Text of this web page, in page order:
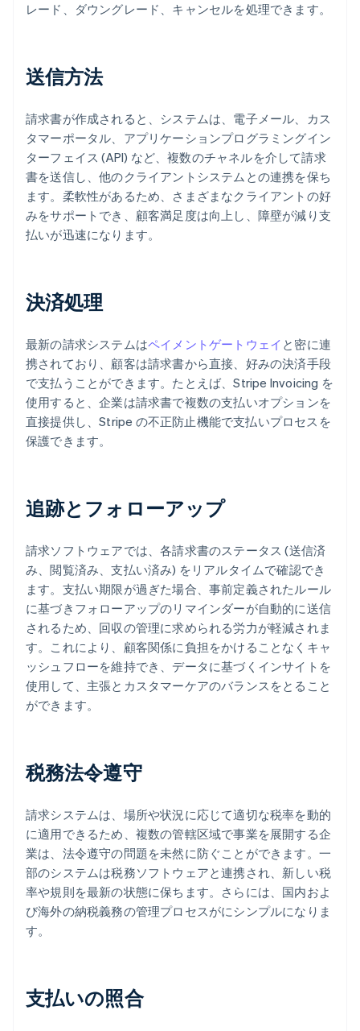
レード、ダウングレード、キャンセルを処理できます。
送信方法
請求書が作成されると、システムは、電子メール、カス
タマーポータル、アプリケーションプログラミングイン
ターフェイス (API) など、複数のチャネルを介して請求
書を送信し、他のクライアントシステムとの連携を保ち
ます。柔軟性があるため、さまざまなクライアントの好
みをサポートでき、顧客満足度は向上し、障壁が減り支
払いが迅速になります。
決済処理
最新の請求システムはペイメントゲートウェイ と密に連
携されており、顧客は請求書から直接、好みの決済手段
で支払うことができます。たとえば、Stripe Invoicing を
使用すると、企業は請求書で複数の支払いオプションを
直接提供し、Stripe の不正防止機能で支払いプロセスを
保護できます。
追跡とフォローアップ
請求ソフトウェアでは、各請求書のステータス (送信済
み、閲覧済み、支払い済み) をリアルタイムで確認でき
ます。支払い期限が過ぎた場合、事前定義されたルール
に基づきフォローアップのリマインダーが自動的に送信
されるため、回収の管理に求められる労力が軽減されま
す。これにより、顧客関係に負担をかけることなくキャ
ッシュフローを維持でき、データに基づくインサイトを
使用して、主張とカスタマーケアのバランスをとること
ができます。
税務法令遵守
請求システムは、場所や状況に応じて適切な税率を動的
に適用できるため、複数の管轄区域で事業を展開する企
業は、法令遵守の問題を未然に防ぐことができます。一
部のシステムは税務ソフトウェアと連携され、新しい税
率や規則を最新の状態に保ちます。さらには、国内およ
び海外の納税義務の管理プロセスがにシンプルになりま
す。
支払いの照合